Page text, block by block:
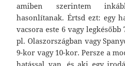
amiben szerintem
hasonlítanak. Értsd ezt: egy
vacsora este 6 vagy
pl. Olaszországban vagy
9-kor vagy 10-kor. Persze a
hatással van, és aki egy